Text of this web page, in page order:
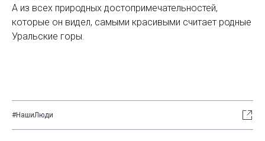
А из всех природных достопримечательностей,
которые он видел, самыми красивыми считает родные
Уральские горы.
#НашиЛюди